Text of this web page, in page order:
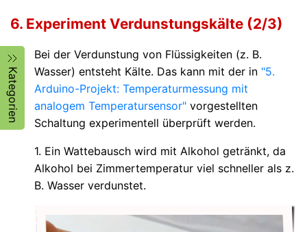
Titel Text Autor/in
6. Experiment Verdunstungskälte (2/3)
Kategorien
Bei der Verdunstung von Flüssigkeiten (z. B.
Wasser) entsteht Kälte. Das kann mit der in "5.
Arduino-Projekt: Temperaturmessung mit
analogem Temperatursensor" vorgestellten
Schaltung experimentell überprüft werden.
1. Ein Wattebausch wird mit Alkohol getränkt, da
Alkohol bei Zimmertemperatur viel schneller als z.
B. Wasser verdunstet.